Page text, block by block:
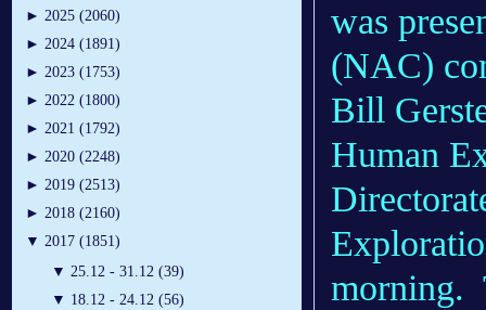
► 2025 (2060)
► 2024 (1891)
► 2023 (1753)
► 2022 (1800)
► 2021 (1792)
► 2020 (2248)
► 2019 (2513)
► 2018 (2160)
▼ 2017 (1851)
▼ 25.12 - 31.12 (39)
▼ 18.12 - 24.12 (56)
was
(NAC)
Bill
Human
morning.